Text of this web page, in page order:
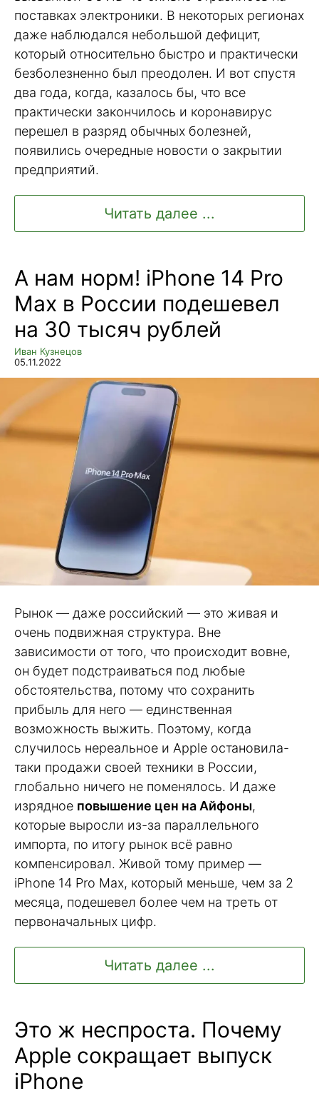
поставках электроники. В некоторых регионах
даже наблюдался небольшой дефицит,
который относительно быстро и практически
безболезненно был преодолен. И вот спустя
два года, когда, казалось бы, что все
практически закончилось и коронавирус
перешел в разряд обычных болезней,
появились очередные новости о закрытии
предприятий.
Читать далее ...
А нам норм! iPhone 14 Pro
Max в России подешевел
на 30 тысяч рублей
Иван Кузнецов
05.11.2022
Рынок — даже российский — это живая и
очень подвижная структура. Вне
зависимости от того, что происходит вовне,
он будет подстраиваться под любые
обстоятельства, потому что сохранить
прибыль для него — единственная
возможность выжить. Поэтому, когда
случилось нереальное и Apple остановила-
таки продажи своей техники в России,
глобально ничего не поменялось. И даже
изрядное повышение цен на Айфоны,
которые выросли из-за параллельного
импорта, по итогу рынок всё равно
компенсировал. Живой тому пример —
iPhone 14 Pro Max, который меньше, чем за 2
месяца, подешевел более чем на треть от
первоначальных цифр.
Читать далее ...
Это ж неспроста. Почему
Apple сокращает выпуск
iPhone